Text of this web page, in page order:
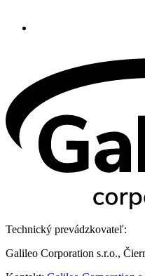
Technický prevádzkovateľ:
Galileo Corporation s.r.o.,